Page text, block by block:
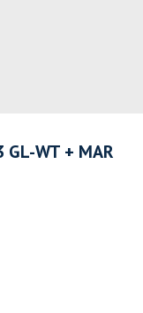
GL-WT + MAR